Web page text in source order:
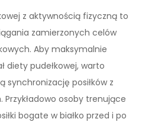
z aktywnością fizyczną to
zamierzonych celów
Aby maksymalnie
diety pudełkowej, warto
synchronizację posiłków z
osoby trenujące
bogate w białko przed i po